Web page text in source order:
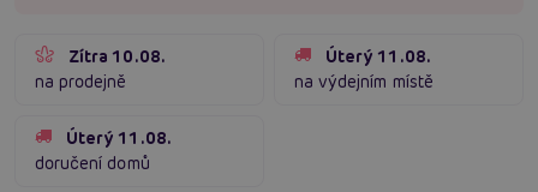
Zítra 10.08.
na prodejně
Úterý 11.08.
na výdejním místě
Úterý 11.08.
doručení domů